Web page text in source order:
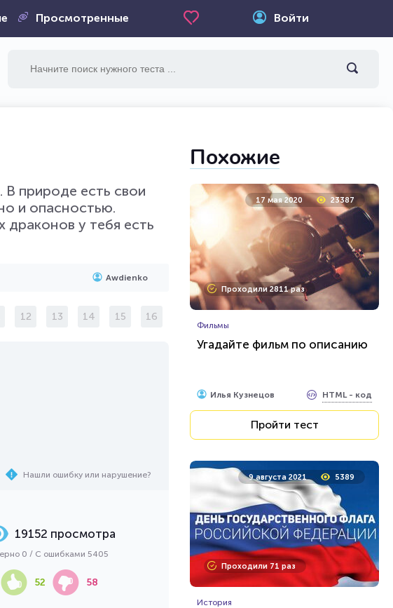
Просмотренные Войти
природе есть свои
и опасностью.
у тебя есть
Awdienko
12 13 14 15 16
Нашли ошибку или нарушение?
19152 просмотра
0 / С ошибками 5405
52 58
Похожие
17 мая 2020 23387
Проходили 2811 раз
Фильмы
Угадайте фильм по описанию
Илья Кузнецов HTML - код
Пройти тест
9 августа 2021 5389
Проходили 71 раз
История